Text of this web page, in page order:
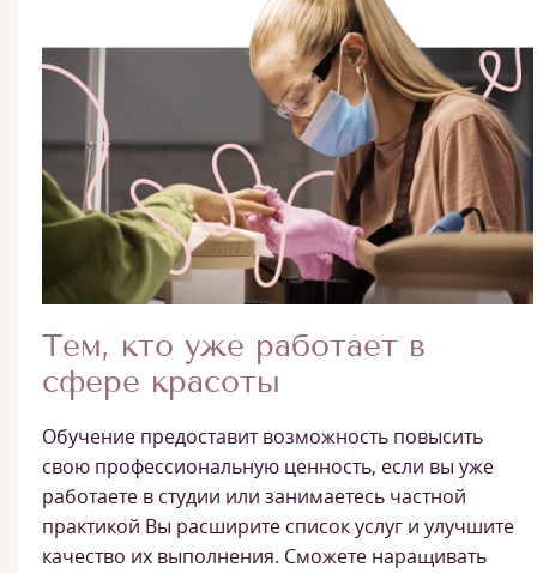
Тем, кто уже работает в
сфере красоты
Обучение предоставит возможность повысить
свою профессиональную ценность, если вы уже
работаете в студии или занимаетесь частной
практикой Вы расширите список услуг и улучшите
качество их выполнения. Сможете наращивать